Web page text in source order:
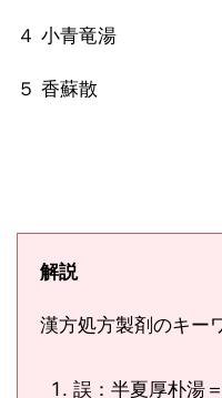
４ 小青竜湯
５ 香蘇散
解説
漢方処方製剤のキー
誤：半夏厚朴湯